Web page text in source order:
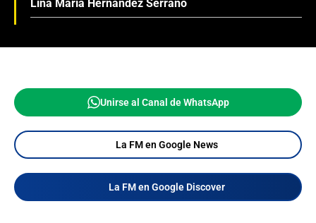
Lina María Hernández Serrano
Unirse al Canal de WhatsApp
La FM en Google News
La FM en Google Discover